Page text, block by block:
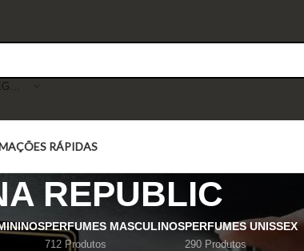
SELECIONE A CATEGORIA
RÁPIDAS
REPUBLIC
PERFUMES MASCULINOS
712 Produtos
PERFUMES UNISSEX
290 Produtos